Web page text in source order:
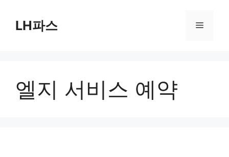
LH파스 메
엘지 서비스 예약